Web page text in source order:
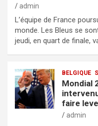
admin
L’équipe de France
monde. Les Bleus se
jeudi, en quart de finale,
BELGIQUE
Mondial
faire
admin